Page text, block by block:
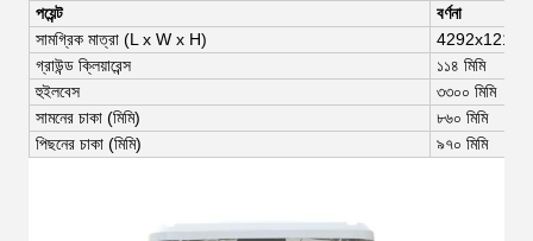
পয়েন্ট
বর্ণনা
সামগ্রিক মাত্রা (L x W x H)
গ্রাউন্ড ক্লিয়ারেন্স
১১৪ মিমি
হুইলবেস
৩৩০০ মিমি
সামনের চাকা (মিমি)
৮৬০ মিমি
পিছনের চাকা (মিমি)
৯৭০ মিমি